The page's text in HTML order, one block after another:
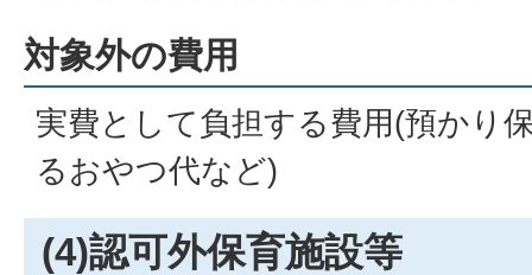
対象外の費用
実費として負担する費用(預かり
るおやつ代など)
(4)認可外保育施設等